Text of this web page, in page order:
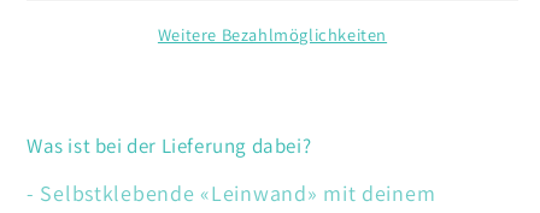
Weitere Bezahlmöglichkeiten
Was ist bei der Lieferung dabei?
- Selbstklebende «Leinwand» mit deinem